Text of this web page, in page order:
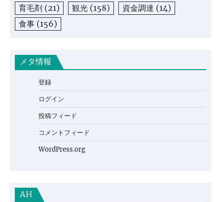
育毛剤 (21) 観光 (158) 資金調達 (14)
食事 (156)
メタ情報
登録
ログイン
投稿フィード
コメントフィード
WordPress.org
AH